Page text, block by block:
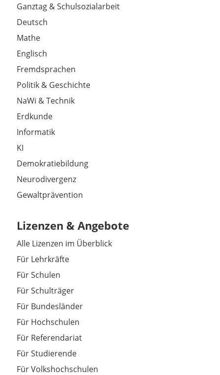
Ganztag & Schulsozialarbeit
Deutsch
Mathe
Englisch
Fremdsprachen
Politik & Geschichte
NaWi & Technik
Erdkunde
Informatik
KI
Demokratiebildung
Neurodivergenz
Gewaltprävention
Lizenzen & Angebote
Alle Lizenzen im Überblick
Für Lehrkräfte
Für Schulen
Für Schulträger
Für Bundesländer
Für Hochschulen
Für Referendariat
Für Studierende
Für Volkshochschulen